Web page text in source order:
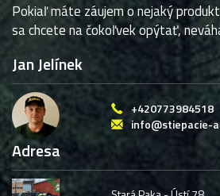
Pokiaľ máte záujem o nejaký
sa chcete na čokoľvek opýtať,
Jan Jelínek
+420773984518
info@stiepacie-
Adresa